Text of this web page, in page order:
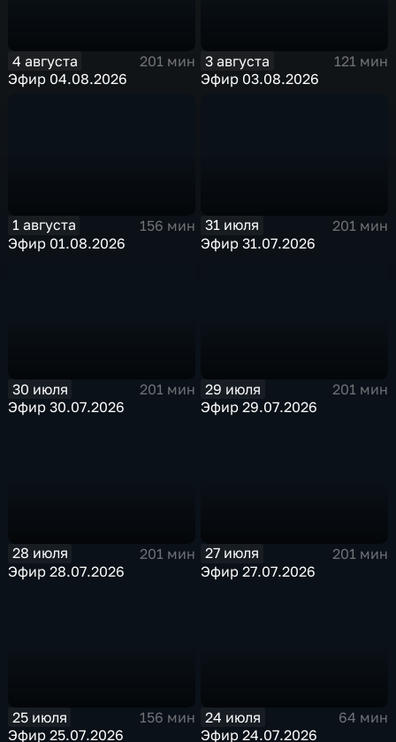
4 августа
201 мин
Эфир 04.08.2026
3 августа
121 мин
Эфир 03.08.2026
1 августа
156 мин
Эфир 01.08.2026
31 июля
201 мин
Эфир 31.07.2026
30 июля
201 мин
Эфир 30.07.2026
29 июля
201 мин
Эфир 29.07.2026
28 июля
201 мин
Эфир 28.07.2026
27 июля
201 мин
Эфир 27.07.2026
25 июля
156 мин
Эфир 25.07.2026
24 июля
64 мин
Эфир 24.07.2026